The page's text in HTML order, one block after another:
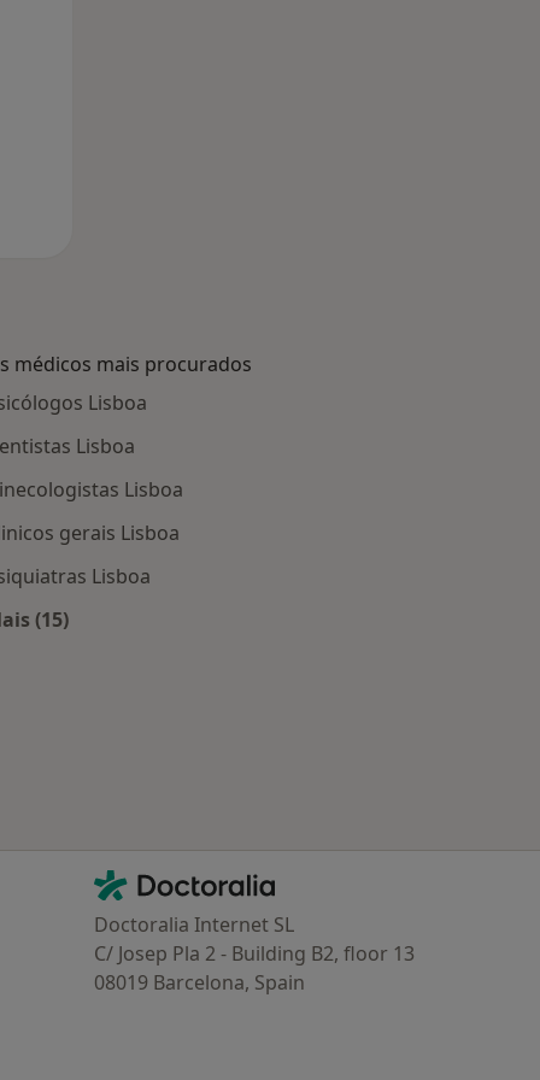
médicos mais procurados
Lisboa
Lisboa
Lisboa
gerais Lisboa
Lisboa
(15)
Contacto
Doctoralia - Homepage
Doctoralia Internet SL
C/ Josep Pla 2 - Building B2, floor 13
08019 Barcelona, Spain